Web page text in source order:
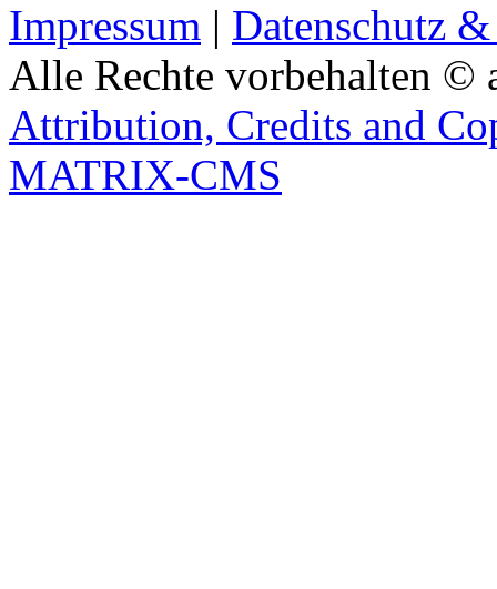
Impressum | Datenschutz
Alle Rechte vorbehalten ©
Attribution, Credits and
MATRIX-CMS